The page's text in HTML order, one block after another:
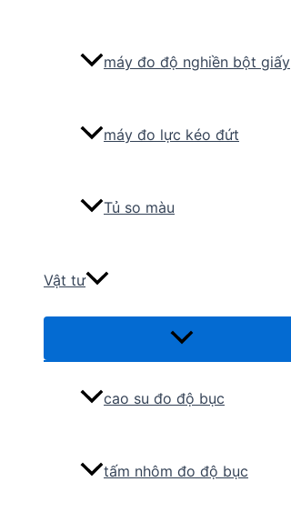
máy đo độ nghiền bột giấy
máy đo lực kéo đứt
Tủ so màu
Vật tư
Menu
cao su đo độ bục
tấm nhôm đo độ bục